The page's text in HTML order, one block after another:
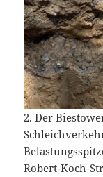
2. Der
Robert-Koch-